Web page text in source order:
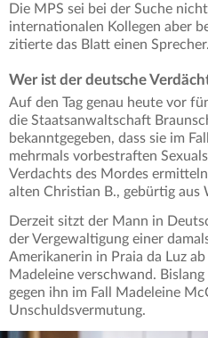
Die MPS sei bei der Suche
internationalen Kollegen aber
zitierte das Blatt einen Sprecher.
Wer ist der deutsche
Auf den Tag genau heute vor
die Staatsanwaltschaft
bekanntgegeben, dass sie im
mehrmals vorbestraften
Verdachts des Mordes
alten Christian B., gebürtig aus
Derzeit sitzt der Mann in
der Vergewaltigung einer
Amerikanerin in Praia da Luz
Madeleine verschwand.
gegen ihn im Fall Madeleine
Unschuldsvermutung.